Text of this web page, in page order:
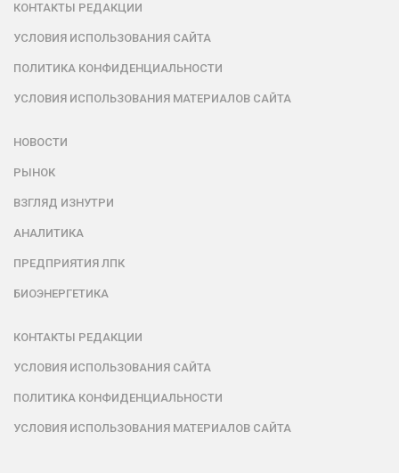
КОНТАКТЫ РЕДАКЦИИ
УСЛОВИЯ ИСПОЛЬЗОВАНИЯ САЙТА
ПОЛИТИКА КОНФИДЕНЦИАЛЬНОСТИ
УСЛОВИЯ ИСПОЛЬЗОВАНИЯ МАТЕРИАЛОВ САЙТА
НОВОСТИ
РЫНОК
ВЗГЛЯД ИЗНУТРИ
АНАЛИТИКА
ПРЕДПРИЯТИЯ ЛПК
БИОЭНЕРГЕТИКА
КОНТАКТЫ РЕДАКЦИИ
УСЛОВИЯ ИСПОЛЬЗОВАНИЯ САЙТА
ПОЛИТИКА КОНФИДЕНЦИАЛЬНОСТИ
УСЛОВИЯ ИСПОЛЬЗОВАНИЯ МАТЕРИАЛОВ САЙТА